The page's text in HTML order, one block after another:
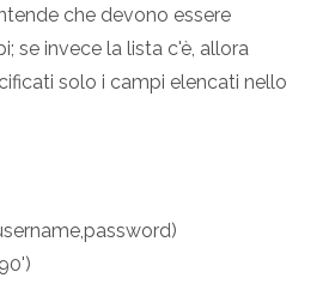
che devono essere
se invece la lista c'è, allora
solo i campi elencati nello